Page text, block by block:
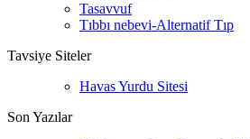
Tasavvuf
Tıbbı nebevi-Alternatif Tıp
Tavsiye Siteler
Havas Yurdu Sitesi
Son Yazılar